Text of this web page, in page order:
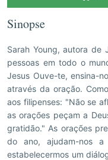
Sinopse
Sarah Young, autora de
pessoas em todo o
Jesus Ouve-te, ensina-
através da oração.
aos filipenses: "Não se
as orações peçam a
gratidão." As orações
do ano, ajudam-nos
estabelecermos um